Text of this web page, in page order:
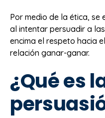
Por medio de la ética, se
al intentar persuadir a
encima el respeto hacia
relación ganar-ganar.
¿Qué es